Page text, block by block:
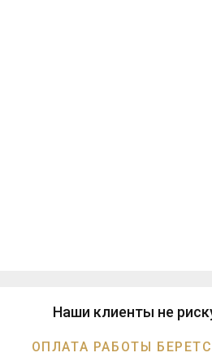
Наши клиенты не
ОПЛАТА РАБОТЫ